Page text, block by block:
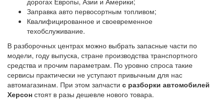
Заправка авто первосортным топливом;
Квалифицированное и своевременное
техобслуживание.
В разборочных центрах можно выбрать запасные части по
модели, году выпуска, стране производства транспортного
средства и прочим параметрам. По уровню спроса такие
сервисы практически не уступают привычным для нас
автомагазинам. При этом запчасти с разборки автомобилей
Херсон стоят в разы дешевле нового товара.